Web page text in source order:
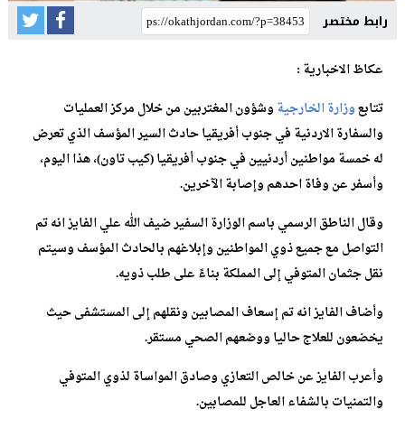
رابط مختصر
عكاظ الاخبارية :
تتابعوزارة الخارجية وشؤون المغتربين من خلال مركز العمليات
والسفارة الاردنية في جنوب أفريقيا حادث السير المؤسف الذي تعرض
له خمسة مواطنين أردنيين في جنوب أفريقيا (كيب تاون)، هذا اليوم،
وأسفر عن وفاة احدهم وإصابة الآخرين.
وقال الناطق الرسمي باسم الوزارة السفير ضيف الله علي الفايز انه تم
التواصل مع جميع ذوي المواطنين وإبلاغهم بالحادث المؤسف وسيتم
نقل جثمان المتوفي إلى المملكة بناءً على طلب ذويه.
وأضاف الفايز انه تم إسعاف المصابين ونقلهم إلى المستشفى حيث
يخضعون للعلاج حاليا ووضعهم الصحي مستقر.
وأعرب الفايز عن خالص التعازي وصادق المواساة لذوي المتوفي
والتمنيات بالشفاء العاجل للمصابين.